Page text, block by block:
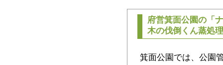
府営箕面公園の「
木の伐倒くん蒸処
箕面公園では、公園